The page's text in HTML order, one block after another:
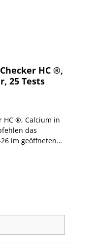
HC ®,
25 Tests
HC ®, Calcium in
das
im geöffneten